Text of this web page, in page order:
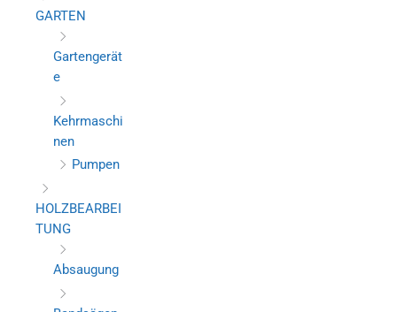
GARTEN
Gartengerät
e
Kehrmaschi
nen
Pumpen
HOLZBEARBEI
TUNG
Absaugung